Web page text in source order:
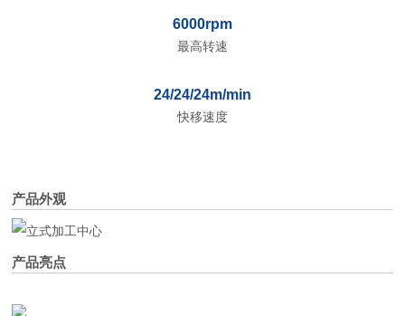
6000rpm
最高转速
24/24/24m/min
快移速度
产品外观
产品亮点